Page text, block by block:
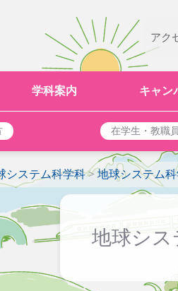
アク
学科案内 キャン
在学生・教職
システム科学科>地球システム
地球シス